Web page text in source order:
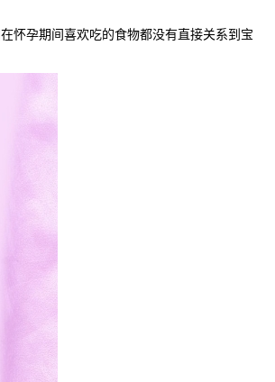
怀孕期间喜欢吃的食物都没有直接关系到宝